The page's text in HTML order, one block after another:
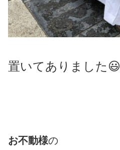
置いてありました😃
お不動様の